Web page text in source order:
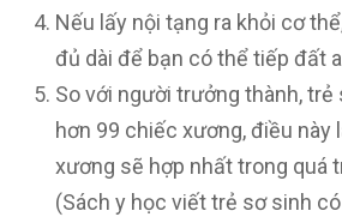
Nếu lấy nội tạng ra khỏi cơ
đủ dài để bạn có thể tiếp đất
So với người trưởng thành,
hơn 99 chiếc xương, điều này
xương sẽ hợp nhất trong quá
(Sách y học viết trẻ sơ sinh